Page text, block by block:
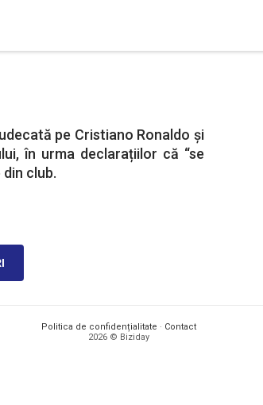
pe Cristiano Ronaldo și
în urma declarațiilor că “se
club.
Politica de confidențialitate · Contact
2026 © Biziday